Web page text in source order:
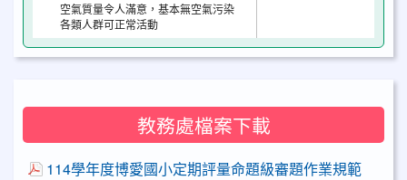
空氣質量令人滿意，基本無空氣污染
各類人群可正常活動
教務處檔案下載
114學年度博愛國小定期評量命題級審題作業規範